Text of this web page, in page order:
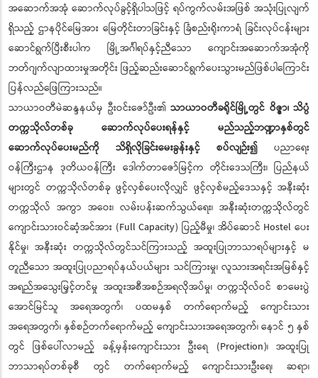
အဆောက်အအုံ ဆောက်လုပ်ခွင့်ရှိပါသဖြင့် ရပ်ကွက်လမ်းအဖြစ် အသုံးပြုလျက်
ရှိသည့် ဌာနပိုင်မြေအား မြေတိုင်းတာခြင်းနှင့် ခြံစည်းရိုးကာရံ ခြင်းလုပ်ငန်းများ
ဆောင်ရွက်ပြီးစီးပါက မြို့အင်္ဂါရပ်နှင့်ညီသော ကျောင်းအဆောက်အအုံကို
ဘတ်ဂျက်လျာထားမှုအတိုင်း ဖြည့်ဆည်းဆောင်ရွက်ပေးသွားမည်ဖြစ်ပါကြောင်း
ပြန်လည်ဖြေကြားသည်။
သာယာဝတီမဲဆန္ဒနယ်မှ ဦးဝင်းဇော်ဦး၏ သာယာဝတီခရိုင်မြို့တွင် ဝိဇ္ဇာ၊ သိပ္ပံ
တက္ကသိုလ်တစ်ခု ဆောက်လုပ်ပေးရန်နှင့် မည်သည့်ဘဏ္ဍာနှစ်တွင်
ဆောက်လုပ်ပေးမည်ကို သိရှိလိုခြင်းမေးခွန်းနှင့် စပ်လျဉ်း၍ ပညာရေး
ဝန်ကြီးဌာန ဒုတိယဝန်ကြီး ဒေါက်တာဇော်မြင့်က တိုင်းဒေသကြီး၊ ပြည်နယ်
များတွင် တက္ကသိုလ်တစ်ခု ဖွင့်လှစ်ပေးလိုလျှင် ဖွင့်လှစ်မည့်ဒေသနှင့် အနီးဆုံး
တက္ကသိုလ် အကွာ အဝေး၊ လမ်းပန်းဆက်သွယ်ရေး၊ အနီးဆုံးတက္ကသိုလ်တွင်
ကျောင်းသားဝင်ဆံ့အင်အား (Full Capacity) ပြည့်မီမှု၊ အိပ်ဆောင် Hostel ပေး
နိုင်မှု၊ အနီးဆုံး တက္ကသိုလ်တွင်သင်ကြားသည့် အထူးပြုဘာသာရပ်များနှင့် မ
တူညီသော အထူးပြုပညာရပ်နယ်ပယ်များ သင်ကြားမှု၊ လူသားအရင်းအမြစ်နှင့်
အရည်အသွေးမြှင့်တင်မှု အထူးအစီအစဉ်အရလိုအပ်မှု၊ တက္ကသိုလ်ဝင် စာမေးပွဲ
အောင်မြင်သူ အရေအတွက်၊ ပထမနှစ် တက်ရောက်မည့် ကျောင်းသား
အရေအတွက်၊ နှစ်စဉ်တက်ရောက်မည့် ကျောင်းသားအရေအတွက်၊ နောင် ၅ နှစ်
တွင် ဖြစ်ပေါ်လာမည့် ခန့်မှန်းကျောင်းသား ဦးရေ (Projection)၊ အထူးပြု
ဘာသာရပ်တစ်ခုစီ တွင် တက်ရောက်မည့် ကျောင်းသားဦးရေ၊ ဆရာ၊